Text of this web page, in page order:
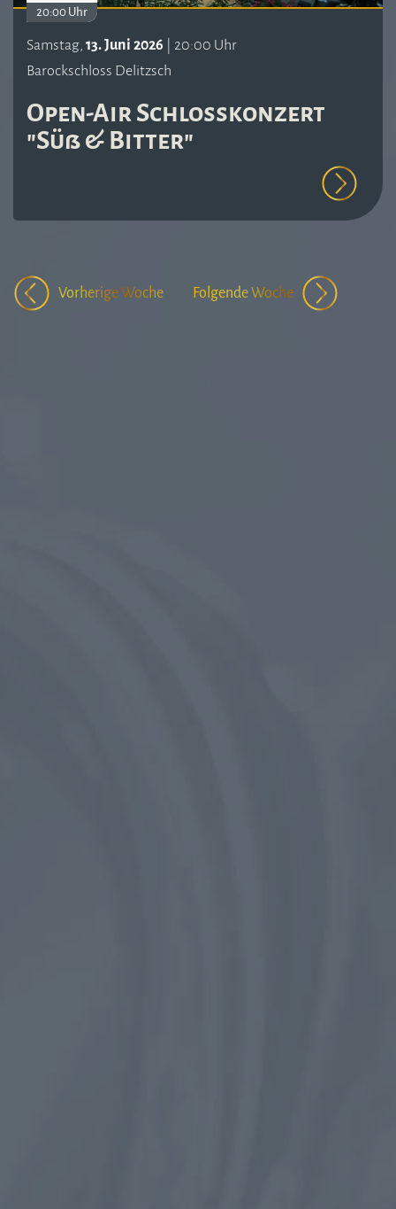
20:00 Uhr
Samstag, 13. Juni 2026 | 20:00 Uhr
Barockschloss Delitzsch
Open-Air Schlosskonzert
"Süß & Bitter"
Vorherige Woche Folgende Woche